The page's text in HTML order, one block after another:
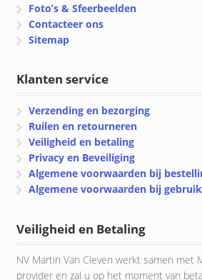
Foto’s & Sfeerbeelden
Contacteer ons
Sitemap
Klanten service
Verzending en bezorging
Ruilen en retourneren
Veiligheid en betaling
Privacy en Beveiliging
Algemene voorwaarden bij
Algemene voorwaarden bij
Veiligheid en Betaling
NV Martin Van Cleven werkt samen met
provider en zal u op het moment van